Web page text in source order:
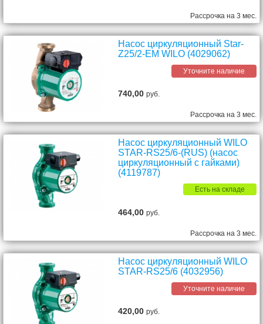
Рассрочка на 3 мес.
Насос циркуляционный Star-
Z25/2-EM WILO (4029062)
Уточните наличие
740,00руб.
Рассрочка на 3 мес.
Насос циркуляционный WILO
STAR-RS25/6-(RUS) (насос
циркуляционный с гайками)
(4119787)
Есть на складе
464,00руб.
Рассрочка на 3 мес.
Насос циркуляционный WILO
STAR-RS25/6 (4032956)
Уточните наличие
420,00руб.